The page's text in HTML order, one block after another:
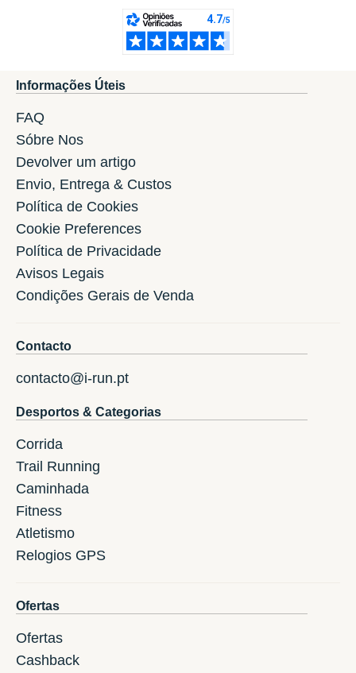
Informações Úteis
FAQ
Sóbre Nos
Devolver um artigo
Envio, Entrega & Custos
Política de Cookies
Cookie Preferences
Política de Privacidade
Avisos Legais
Condições Gerais de Venda
Contacto
contacto@i-run.pt
Desportos & Categorias
Corrida
Trail Running
Caminhada
Fitness
Atletismo
Relogios GPS
Ofertas
Ofertas
Cashback